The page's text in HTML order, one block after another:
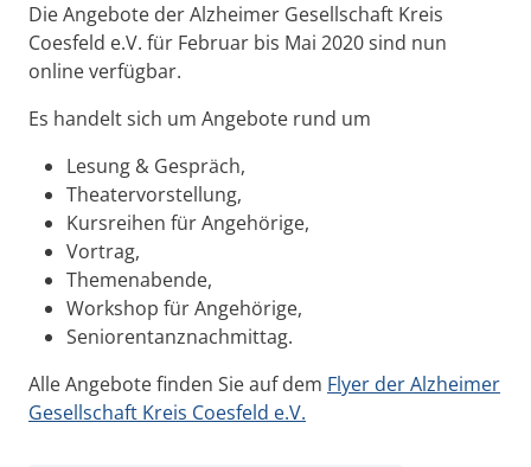
Die Angebote der Alzheimer Gesellschaft Kreis
Coesfeld e.V. für Februar bis Mai 2020 sind nun
online verfügbar.
Es handelt sich um Angebote rund um
Lesung & Gespräch,
Theatervorstellung,
Kursreihen für Angehörige,
Vortrag,
Themenabende,
Workshop für Angehörige,
Seniorentanznachmittag.
Alle Angebote finden Sie auf dem Flyer der Alzheimer
Gesellschaft Kreis Coesfeld e.V.